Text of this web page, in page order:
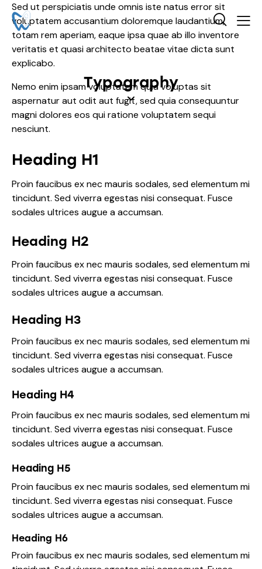
Typography
Sed ut perspiciatis unde omnis iste natus error sit
voluptatem accusantium doloremque laudantium,
totam rem aperiam, eaque ipsa quae ab illo inventore
veritatis et quasi architecto beatae vitae dicta sunt
explicabo.
Nemo enim ipsam voluptatem quia voluptas sit
aspernatur aut odit aut fugit, sed quia consequuntur
magni dolores eos qui ratione voluptatem sequi
nesciunt.
Heading H1
Proin faucibus ex nec mauris sodales, sed elementum mi
tincidunt. Sed viverra egestas nisi consequat. Fusce
sodales ultrices augue a accumsan.
Heading H2
Proin faucibus ex nec mauris sodales, sed elementum mi
tincidunt. Sed viverra egestas nisi consequat. Fusce
sodales ultrices augue a accumsan.
Heading H3
Proin faucibus ex nec mauris sodales, sed elementum mi
tincidunt. Sed viverra egestas nisi consequat. Fusce
sodales ultrices augue a accumsan.
Heading H4
Proin faucibus ex nec mauris sodales, sed elementum mi
tincidunt. Sed viverra egestas nisi consequat. Fusce
sodales ultrices augue a accumsan.
Heading H5
Proin faucibus ex nec mauris sodales, sed elementum mi
tincidunt. Sed viverra egestas nisi consequat. Fusce
sodales ultrices augue a accumsan.
Heading H6
Proin faucibus ex nec mauris sodales, sed elementum mi